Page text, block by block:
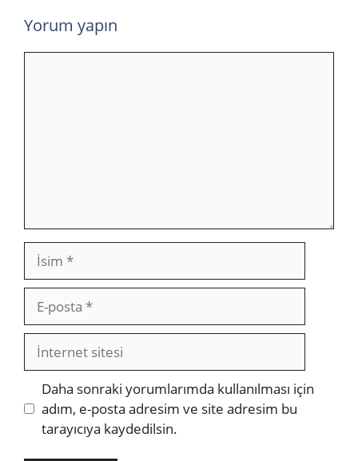
Yorum yapın
İsim
posta
İnternet
sitesi
Daha sonraki yorumlarımda kullanılması için
adım, e-posta adresim ve site adresim bu
tarayıcıya kaydedilsin.